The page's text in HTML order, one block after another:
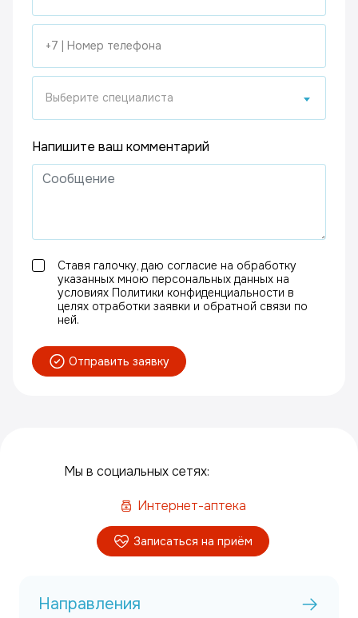
Выберите специалиста
Напишите ваш комментарий
Ставя галочку, даю согласие на обработку
указанных мною персональных данных на
условиях Политики конфиденциальности в
целях отработки заявки и обратной связи по
ней.
Отправить заявку
Мы в социальных сетях:
Интернет-аптека
Записаться на приём
Направления